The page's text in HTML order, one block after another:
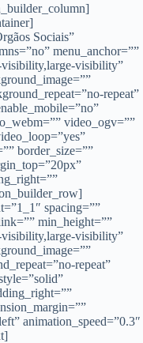
Sociais”
menu_anchor=””
visibility”
repeat”
video_ogv=””
border_size=””
spacing=””
min_height=””
visibility”
repeat”
animation_speed=”0.3″